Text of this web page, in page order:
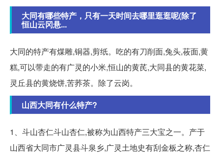
大同有哪些特产，只有一天时间去哪里逛逛呢(除了
恒山云冈悬...
大同的特产有煤雕,铜器,剪纸。吃的有刀削面,兔头,莜面,黄
糕,可以带走的有广灵的小米,恒山的黄芪,大同县的黄花菜,
灵丘县的黄烧饼,苦荞茶。除了云岗。
山西大同有什么特产?
1、斗山杏仁斗山杏仁,被称为山西特产三大宝之一。产于
山西省大同市广灵县斗泉乡,广灵土地史有刮金板之称,杏仁